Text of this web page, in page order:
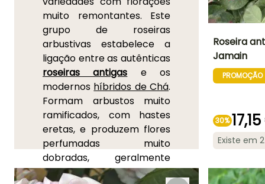
muito remontantes. Este
grupo de roseiras
arbustivas estabelece a
ligação entre as autênticas
roseiras antigas e os
modernos híbridos de Chá.
Formam arbustos muito
ramificados, com hastes
eretas, e produzem flores
perfumadas muito
dobradas, geralmente
reunidas em pequenos
maturidade
2.50 m
Período de
Roseira
Jamain
PROMOÇÃO
30%
Existe em